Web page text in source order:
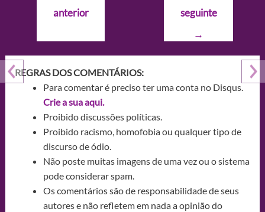
Postanterior
seguinte
→
REGRAS DOS COMENTÁRIOS:
Para comentar é preciso ter uma conta no Disqus.
Crie a sua aqui.
Proibido discussões políticas.
Proibido racismo, homofobia ou qualquer tipo de
discurso de ódio.
Não poste muitas imagens de uma vez ou o sistema
pode considerar spam.
Os comentários são de responsabilidade de seus
autores e não refletem em nada a opinião do